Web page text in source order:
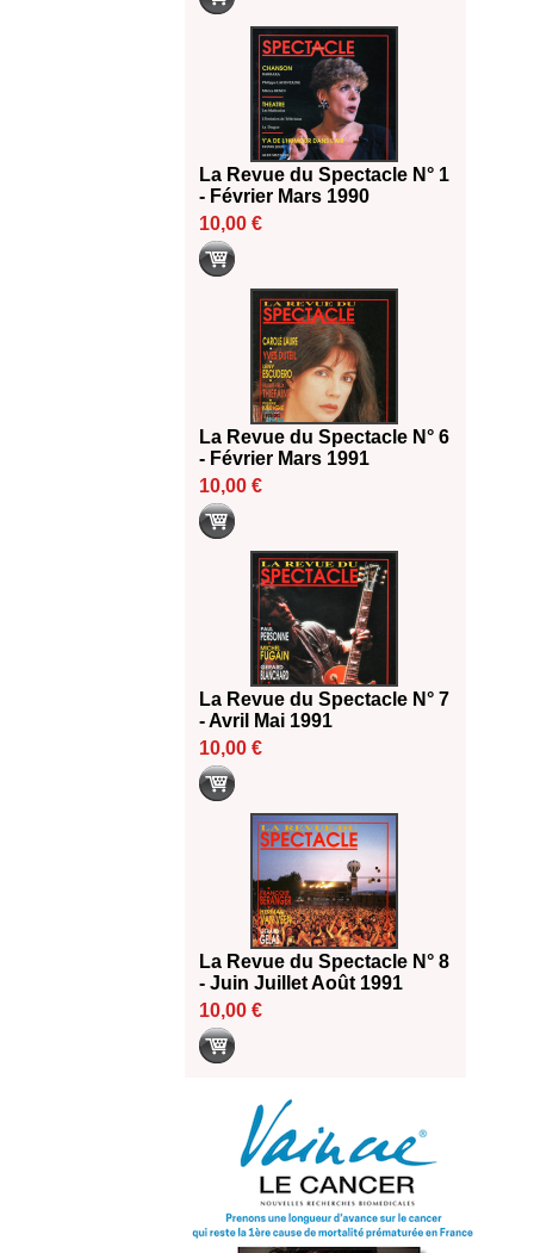
La Revue du Spectacle N° 1
- Février Mars 1990
10,00 €
La Revue du Spectacle N° 6
- Février Mars 1991
10,00 €
La Revue du Spectacle N° 7
- Avril Mai 1991
10,00 €
La Revue du Spectacle N° 8
- Juin Juillet Août 1991
10,00 €